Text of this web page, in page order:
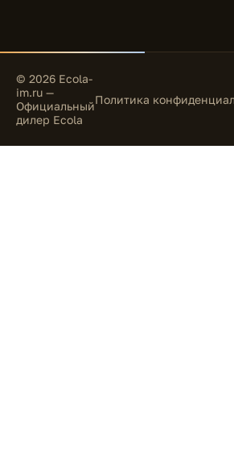
© 2026 Ecola-
im.ru —
Официальный
дилер Ecola
Политика